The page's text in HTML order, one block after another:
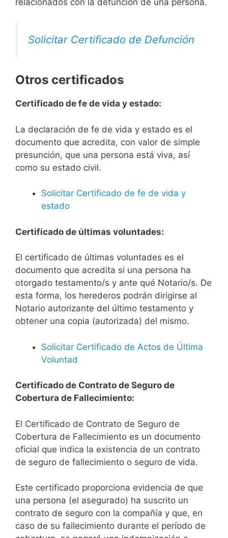
relacionados con la defunción de una persona.
Solicitar Certificado de Defunción
Otros certificados
Certificado de fe de vida y estado:
La declaración de fe de vida y estado es el
documento que acredita, con valor de simple
presunción, que una persona está viva, así
como su estado civil.
Solicitar Certificado de fe de vida y
estado
Certificado de últimas voluntades:
El certificado de últimas voluntades es el
documento que acredita si una persona ha
otorgado testamento/s y ante qué Notario/s. De
esta forma, los herederos podrán dirigirse al
Notario autorizante del último testamento y
obtener una copia (autorizada) del mismo.
Solicitar Certificado de Actos de Última
Voluntad
Certificado de Contrato de Seguro de
Cobertura de Fallecimiento:
El Certificado de Contrato de Seguro de
Cobertura de Fallecimiento es un documento
oficial que indica la existencia de un contrato
de seguro de fallecimiento o seguro de vida.
Este certificado proporciona evidencia de que
una persona (el asegurado) ha suscrito un
contrato de seguro con la compañía y que, en
caso de su fallecimiento durante el período de